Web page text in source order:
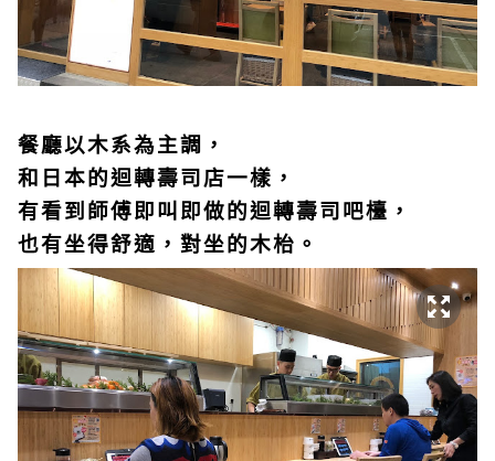
餐廳以木系為主調，
和日本的迴轉壽司店一樣，
有看到師傅即叫即做的迴轉壽司吧檯，
也有坐得舒適，對坐的木枱。